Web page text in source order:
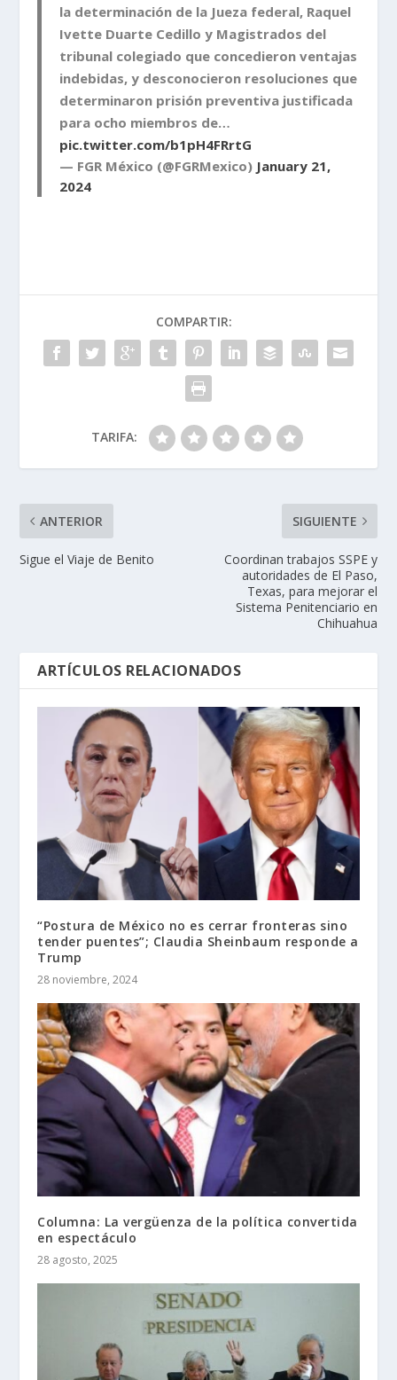
la determinación de la Jueza federal, Raquel
Ivette Duarte Cedillo y Magistrados del
tribunal colegiado que concedieron ventajas
indebidas, y desconocieron resoluciones que
determinaron prisión preventiva justificada
para ocho miembros de…
pic.twitter.com/b1pH4FRrtG
— FGR México (@FGRMexico) January 21,
2024
COMPARTIR:
TARIFA:
ANTERIOR
Sigue el Viaje de Benito
SIGUIENTE
Coordinan trabajos SSPE y
autoridades de El Paso,
Texas, para mejorar el
Sistema Penitenciario en
Chihuahua
ARTÍCULOS RELACIONADOS
“Postura de México no es cerrar fronteras sino
tender puentes”; Claudia Sheinbaum responde a
Trump
28 noviembre, 2024
Columna: La vergüenza de la política convertida
en espectáculo
28 agosto, 2025